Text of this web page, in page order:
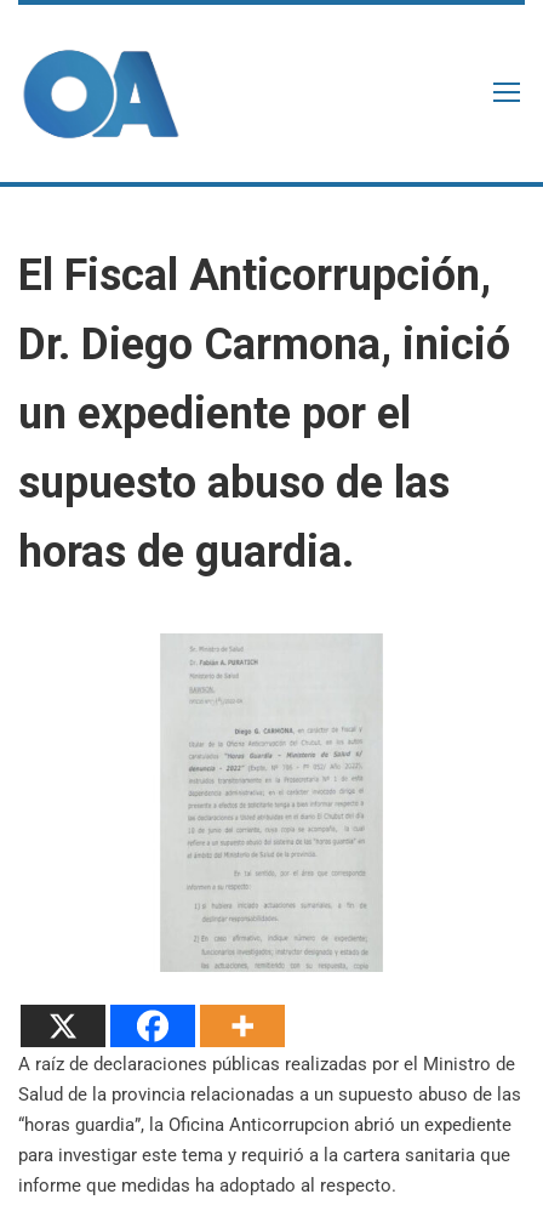
El Fiscal Anticorrupción,
Dr. Diego Carmona, inició
un expediente por el
supuesto abuso de las
horas de guardia.
A raíz de declaraciones públicas realizadas por el Ministro de
Salud de la provincia relacionadas a un supuesto abuso de las
“horas guardia”, la Oficina Anticorrupcion abrió un expediente
para investigar este tema y requirió a la cartera sanitaria que
informe que medidas ha adoptado al respecto.